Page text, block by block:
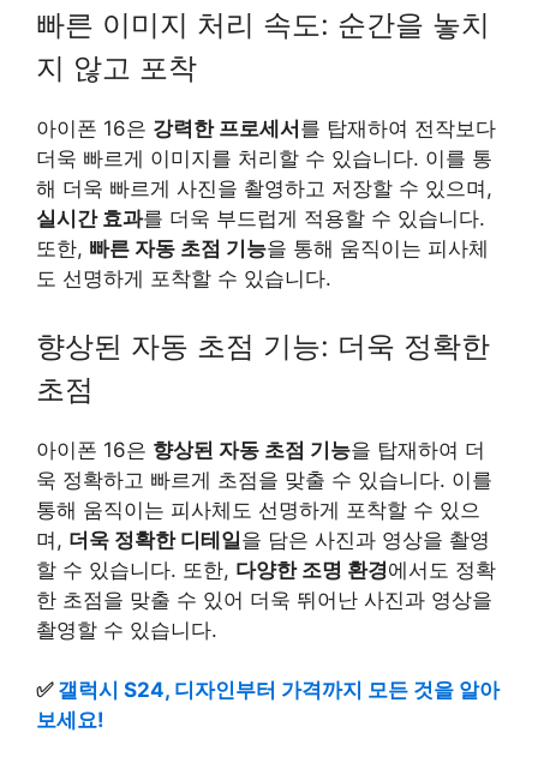
빠른 이미지 처리 속도: 순간을 놓치
지 않고 포착
아이폰 16은 강력한 프로세서 를 탑재하여 전작보다
더욱 빠르게 이미지를 처리할 수 있습니다. 이를 통
해 더욱 빠르게 사진을 촬영하고 저장할 수 있으며,
실시간 효과를 더욱 부드럽게 적용할 수 있습니다.
또한, 빠른 자동 초점 기능을 통해 움직이는 피사체
도 선명하게 포착할 수 있습니다.
향상된 자동 초점 기능: 더욱 정확한
초점
아이폰 16은 향상된 자동 초점 기능을 탑재하여 더
욱 정확하고 빠르게 초점을 맞출 수 있습니다. 이를
통해 움직이는 피사체도 선명하게 포착할 수 있으
며, 더욱 정확한 디테일을 담은 사진과 영상을 촬영
할 수 있습니다. 또한, 다양한 조명 환경에서도 정확
한 초점을 맞출 수 있어 더욱 뛰어난 사진과 영상을
촬영할 수 있습니다.
✅ 갤럭시 S24, 디자인부터 가격까지 모든 것을 알아
보세요!